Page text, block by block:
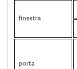
finestra
porta